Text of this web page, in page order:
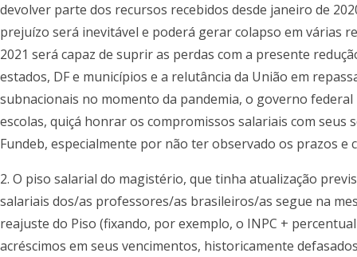
devolver parte dos recursos recebidos desde janeiro de
prejuízo será inevitável e poderá gerar colapso em várias
2021 será capaz de suprir as perdas com a presente
estados, DF e municípios e a relutância da União em
subnacionais no momento da pandemia, o governo
escolas, quiçá honrar os compromissos salariais com
Fundeb, especialmente por não ter observado os prazos e
2. O piso salarial do magistério, que tinha atualização
salariais dos/as professores/as brasileiros/as segue na
reajuste do Piso (fixando, por exemplo, o INPC +
acréscimos em seus vencimentos, historicamente